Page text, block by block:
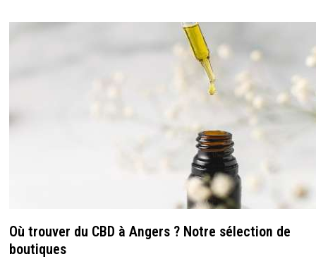
Où trouver du CBD à Angers ? Notre sélection de
boutiques